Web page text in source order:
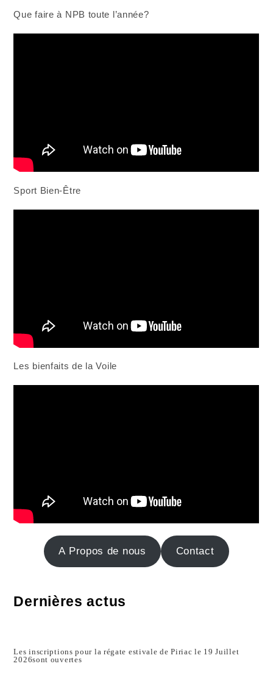
Que faire à NPB toute l’année?
Sport Bien-Être
Les bienfaits de la Voile
A Propos de nous Contact
Dernières actus
Les inscriptions pour la régate estivale de Piriac le 19 Juillet
2026sont ouvertes